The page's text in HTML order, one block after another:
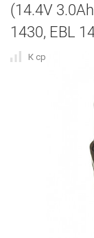
(14.4V
1430, EBL
К сравнению